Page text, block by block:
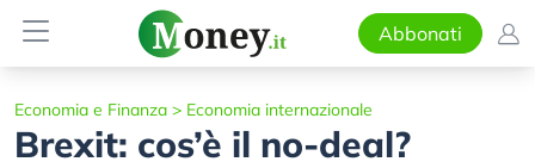
Abbonati
Economia e Finanza > Economia internazionale
Brexit: cos’è il no-deal?